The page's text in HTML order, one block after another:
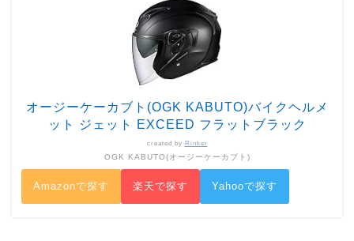
オージーケーカブト(OGK KABUTO)バイクヘルメ
ット ジェット EXCEED フラットブラック
created by Rinker
OGK KABUTO(オージーケーカブト)
Amazonで探す 楽天で探す Yahooで探す